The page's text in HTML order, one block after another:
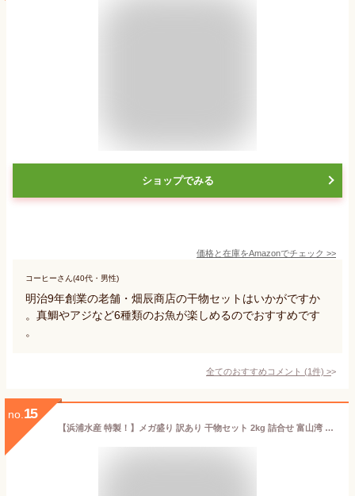
ショップでみる
価格と在庫をAmazonでチェック >>
コーヒーさん(40代・男性)
明治9年創業の老舗・畑辰商店の干物セットはいかがですか
。真鯛やアジなど6種類のお魚が楽しめるのでおすすめです
。
全てのおすすめコメント (1件) >
no. 15
【浜浦水産 特製！】メガ盛り 訳あり 干物セット 2kg 詰合せ 富山湾 日本海 富山 海鮮 干物 ひもの 詰め合わせ ギフト プレゼント 贈り物 お取り寄せ グルメ お歳暮 お中元 中元 御中元 お中元ギフト 母の日 プレゼント 父の日 ギフト 食べ物 入学 敬老